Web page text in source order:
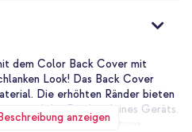
anzeigen
dem Color Back Cover mit
Look! Das Back Cover
Die erhöhten Ränder bieten
und das Display deines Geräts.
einer matten Beschichtung